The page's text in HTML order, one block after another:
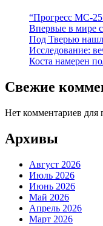
“Прогресс МС-
Впервые в мире
Под Тверью
Исследование:
Коста намерен
Свежие
Нет комментариев для
Архивы
Август 2026
Июль 2026
Июнь 2026
Май 2026
Апрель 2026
Март 2026